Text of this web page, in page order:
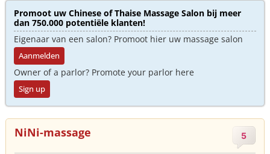
Promoot uw Chinese of Thaise Massage Salon bij meer
dan 750.000 potentiële klanten!
Eigenaar van een salon? Promoot hier uw massage salon
Aanmelden
Owner of a parlor? Promote your parlor here
Sign up
NiNi-massage 5